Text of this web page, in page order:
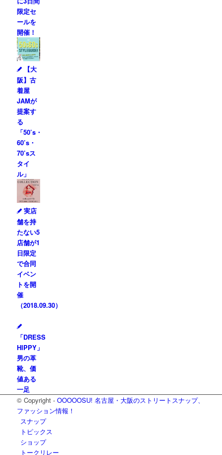
限定セ
ールを
開催！
【大
阪】古
着屋
JAMが
提案す
る
「50’s・
60’s・
70’sス
タイ
ル」
実店
舗を持
たない5
店舗が1
日限定
で合同
イベン
トを開
催
（2018.09.30）
「DRESS
HIPPY」
男の革
靴、価
値ある
一足
© Copyright - OOOOOSU! 名古屋・大阪のストリートスナップ、
ファッション情報！
スナップ
トピックス
ショップ
トークリレー